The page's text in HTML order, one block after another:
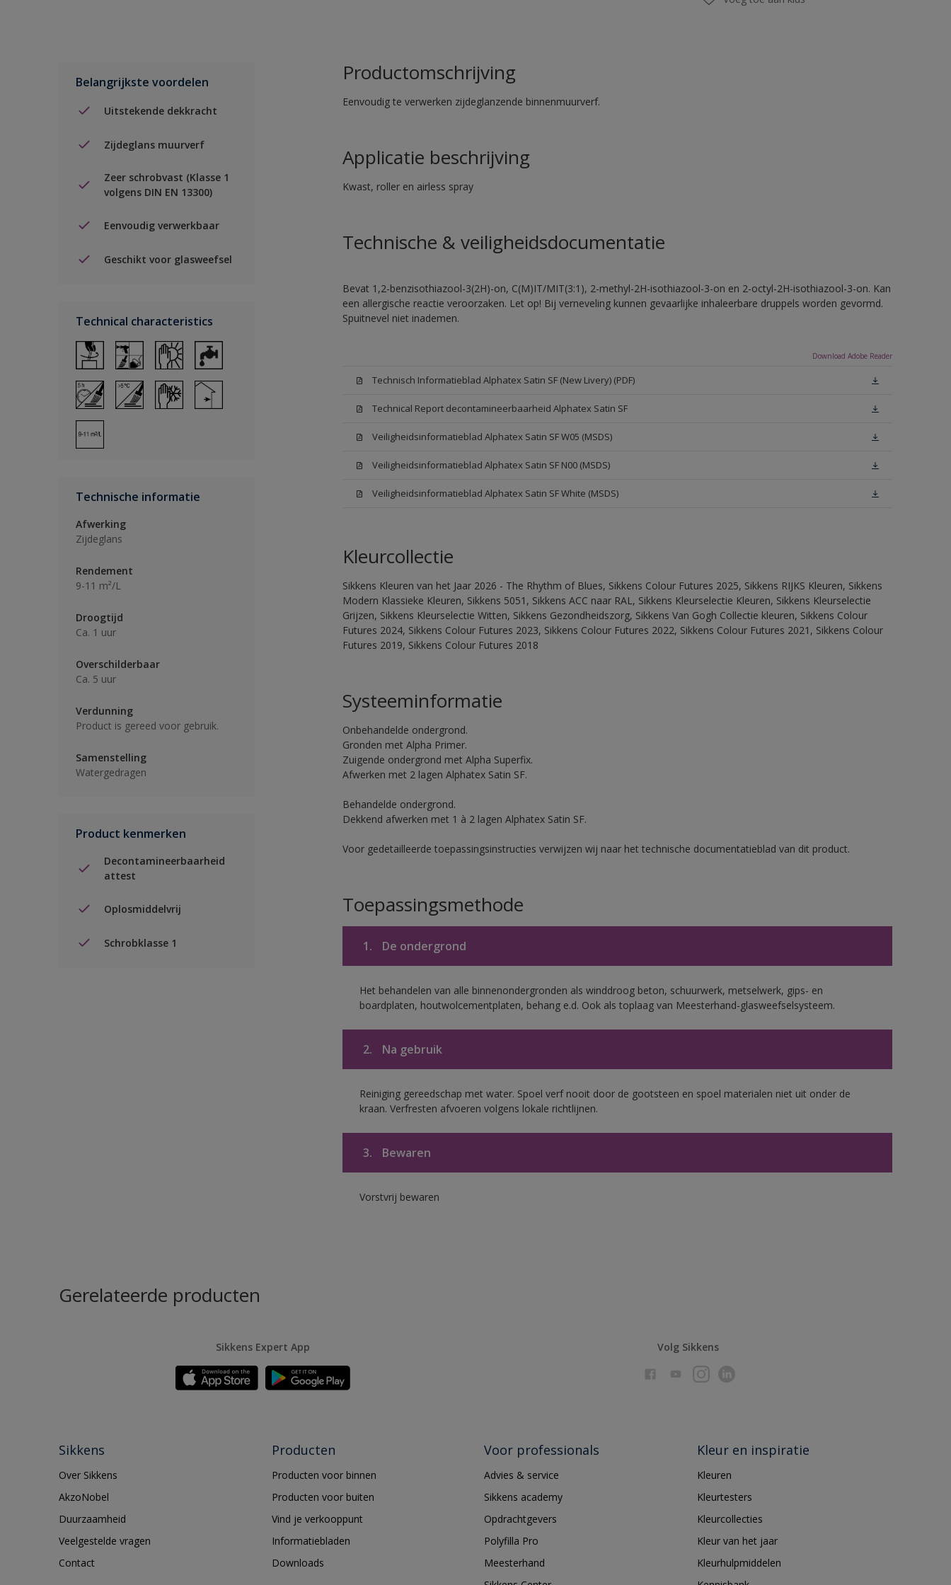
Belangrijkste voordelen
Uitstekende dekkracht
Zijdeglans muurverf
Zeer schrobvast (Klasse 1
volgens DIN EN 13300)
Eenvoudig verwerkbaar
Geschikt voor glasweefsel
Technical characteristics
Technische informatie
Afwerking
Zijdeglans
Rendement
9-11 m²/L
Droogtijd
Ca. 1 uur
Overschilderbaar
Ca. 5 uur
Verdunning
Product is gereed voor gebruik.
Samenstelling
Watergedragen
Product kenmerken
Decontamineerbaarheid
attest
Oplosmiddelvrij
Schrobklasse 1
Productomschrijving
Eenvoudig te verwerken zijdeglanzende binnenmuurverf.
Applicatie beschrijving
Kwast, roller en airless spray
Technische & veiligheidsdocumentatie
Bevat 1,2-benzisothiazool-3(2H)-on, C(M)IT/MIT(3:1), 2-methyl-2H-isothiazool-3-on en 2-octyl-2H-isothiazool-3-on. Kan
een allergische reactie veroorzaken. Let op! Bij verneveling kunnen gevaarlijke inhaleerbare druppels worden gevormd.
Spuitnevel niet inademen.
Download Adobe Reader
Technisch Informatieblad Alphatex Satin SF (New Livery) (PDF)
Technical Report decontamineerbaarheid Alphatex Satin SF
Veiligheidsinformatieblad Alphatex Satin SF W05 (MSDS)
Veiligheidsinformatieblad Alphatex Satin SF N00 (MSDS)
Veiligheidsinformatieblad Alphatex Satin SF White (MSDS)
Kleurcollectie
Sikkens Kleuren van het Jaar 2026 - The Rhythm of Blues, Sikkens Colour Futures 2025, Sikkens RIJKS Kleuren, Sikkens
Modern Klassieke Kleuren, Sikkens 5051, Sikkens ACC naar RAL, Sikkens Kleurselectie Kleuren, Sikkens Kleurselectie
Grijzen, Sikkens Kleurselectie Witten, Sikkens Gezondheidszorg, Sikkens Van Gogh Collectie kleuren, Sikkens Colour
Futures 2024, Sikkens Colour Futures 2023, Sikkens Colour Futures 2022, Sikkens Colour Futures 2021, Sikkens Colour
Futures 2019, Sikkens Colour Futures 2018
Systeeminformatie
Onbehandelde ondergrond.
Gronden met Alpha Primer.
Zuigende ondergrond met Alpha Superfix.
Afwerken met 2 lagen Alphatex Satin SF.
Behandelde ondergrond.
Dekkend afwerken met 1 à 2 lagen Alphatex Satin SF.
Voor gedetailleerde toepassingsinstructies verwijzen wij naar het technische documentatieblad van dit product.
Toepassingsmethode
1. De ondergrond
Het behandelen van alle binnenondergronden als winddroog beton, schuurwerk, metselwerk, gips- en
boardplaten, houtwolcementplaten, behang e.d. Ook als toplaag van Meesterhand-glasweefselsysteem.
2. Na gebruik
Reiniging gereedschap met water. Spoel verf nooit door de gootsteen en spoel materialen niet uit onder de
kraan. Verfresten afvoeren volgens lokale richtlijnen.
3. Bewaren
Vorstvrij bewaren
Gerelateerde producten
Sikkens Expert App Volg Sikkens
Sikkens
Over Sikkens
AkzoNobel
Duurzaamheid
Veelgestelde vragen
Contact
Producten
Producten voor binnen
Producten voor buiten
Vind je verkooppunt
Informatiebladen
Downloads
Voor professionals
Advies & service
Sikkens academy
Opdrachtgevers
Polyfilla Pro
Meesterhand
Kleur en inspiratie
Kleuren
Kleurtesters
Kleurcollecties
Kleur van het jaar
Kleurhulpmiddelen